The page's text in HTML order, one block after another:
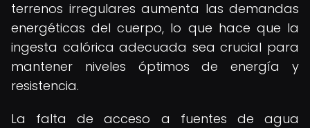
terrenos irregulares aumenta las demandas
energéticas del cuerpo, lo que hace que la
ingesta calórica adecuada sea crucial para
mantener niveles óptimos de energía y
resistencia.
La falta de acceso a fuentes de agua